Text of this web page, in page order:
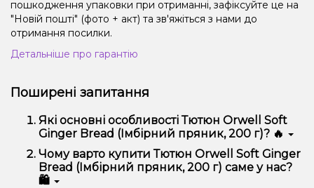
пошкодження упаковки при отриманні, зафіксуйте це на
"Новій пошті" (фото + акт) та зв'яжіться з нами до
отримання посилки.
Детальніше про гарантію
Поширені запитання
Які основні особливості Тютюн Orwell Soft
Ginger Bread (Імбірний пряник, 200 г)? 🔥
Тютюн Orwell Soft Ginger Bread (Імбірний пряник,
200 г) відрізняється високою якістю, зручністю
використання та надійністю.
Чому варто купити Тютюн Orwell Soft Ginger
Bread (Імбірний пряник, 200 г) саме у нас?
🛍️